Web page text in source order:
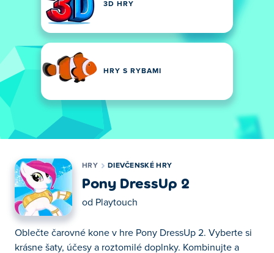
3D HRY
HRY S RYBAMI
HRY DIEVČENSKÉ HRY
Pony DressUp 2
od Playtouch
Oblečte čarovné kone v hre Pony DressUp 2. Vyberte si
krásne šaty, účesy a roztomilé doplnky. Kombinujte a